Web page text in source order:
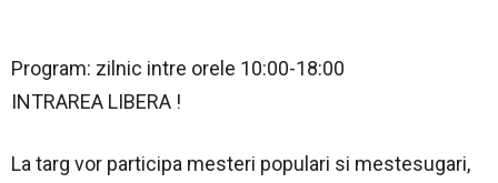
Program: zilnic intre orele 10:00-18:00
INTRAREA LIBERA !
La targ vor participa mesteri populari si mestesugari,